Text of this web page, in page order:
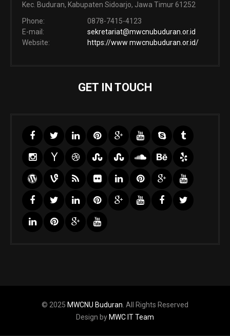
Kec. Buduran, Kabupaten Sidoarjo, Jawa Timur 61252
Phone:
0878-7415-4123
E-mail:
sekretariat@mwcnubuduran.or.id
Website:
https://www mwcnubuduran.or.id/
GET IN TOUCH
© 2025 MWCNU Buduran. All Rights Reserved
Design by MWC IT Team